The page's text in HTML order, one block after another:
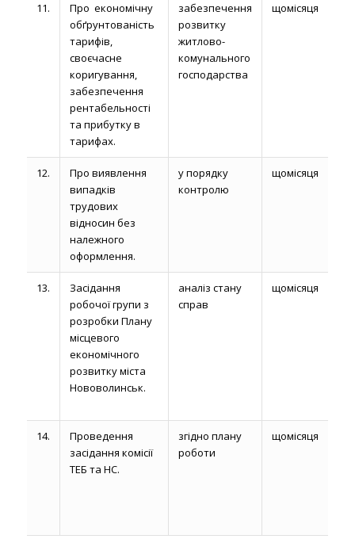
11.
Про економічну
обґрунтованість
тарифів,
своєчасне
коригування,
забезпечення
рентабельності
та прибутку в
тарифах.
забезпечення
розвитку
житлово-
комунального
господарства
щомісяця
12.
Про виявлення
випадків
трудових
відносин без
належного
оформлення.
у порядку
контролю
щомісяця
13.
Засідання
робочої групи з
розробки Плану
місцевого
економічного
розвитку міста
Нововолинськ.
аналіз стану
справ
щомісяця
14.
Проведення
засідання комісії
ТЕБ та НС.
згідно плану
роботи
щомісяця